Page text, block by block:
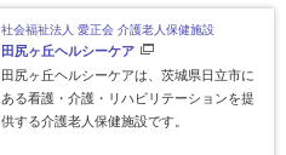
社会福祉法人 愛正会 介護老人保健施設
田尻ヶ丘ヘルシーケア
田尻ヶ丘ヘルシーケアは、茨城県日立市に
ある看護・介護・リハビリテーションを提
供する介護老人保健施設です。